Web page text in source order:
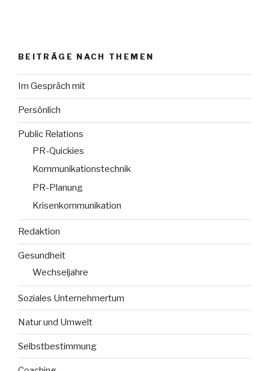
BEITRÄGE NACH THEMEN
Im Gespräch mit
Persönlich
Public Relations
PR-Quickies
Kommunikationstechnik
PR-Planung
Krisenkommunikation
Redaktion
Gesundheit
Wechseljahre
Soziales Unternehmertum
Natur und Umwelt
Selbstbestimmung